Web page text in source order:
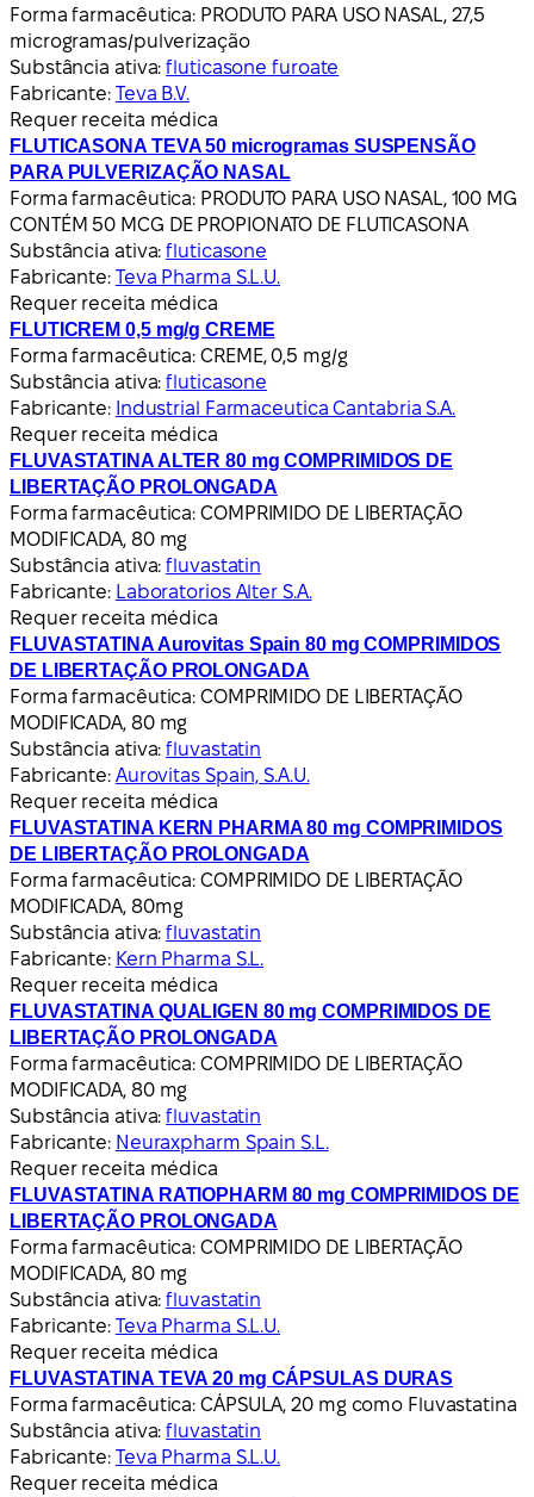
Forma farmacêutica: PRODUTO PARA USO NASAL, 27,5
microgramas/pulverização
Substância ativa:fluticasone furoate
Fabricante: Teva B.V.
Requer receita médica
FLUTICASONA TEVA 50 microgramas SUSPENSÃO
PARA PULVERIZAÇÃO NASAL
Forma farmacêutica: PRODUTO PARA USO NASAL, 100 MG
CONTÉM 50 MCG DE PROPIONATO DE FLUTICASONA
Substância ativa:fluticasone
Fabricante: Teva Pharma S.L.U.
Requer receita médica
FLUTICREM 0,5 mg/g CREME
Forma farmacêutica: CREME, 0,5 mg/g
Substância ativa:fluticasone
Fabricante: Industrial Farmaceutica Cantabria S.A.
Requer receita médica
FLUVASTATINA ALTER 80 mg COMPRIMIDOS DE
LIBERTAÇÃO PROLONGADA
Forma farmacêutica: COMPRIMIDO DE LIBERTAÇÃO
MODIFICADA, 80 mg
Substância ativa:fluvastatin
Fabricante: Laboratorios Alter S.A.
Requer receita médica
FLUVASTATINA Aurovitas Spain 80 mg COMPRIMIDOS
DE LIBERTAÇÃO PROLONGADA
Forma farmacêutica: COMPRIMIDO DE LIBERTAÇÃO
MODIFICADA, 80 mg
Substância ativa:fluvastatin
Fabricante: Aurovitas Spain, S.A.U.
Requer receita médica
FLUVASTATINA KERN PHARMA 80 mg COMPRIMIDOS
DE LIBERTAÇÃO PROLONGADA
Forma farmacêutica: COMPRIMIDO DE LIBERTAÇÃO
MODIFICADA, 80mg
Substância ativa:fluvastatin
Fabricante: Kern Pharma S.L.
Requer receita médica
FLUVASTATINA QUALIGEN 80 mg COMPRIMIDOS DE
LIBERTAÇÃO PROLONGADA
Forma farmacêutica: COMPRIMIDO DE LIBERTAÇÃO
MODIFICADA, 80 mg
Substância ativa:fluvastatin
Fabricante: Neuraxpharm Spain S.L.
Requer receita médica
FLUVASTATINA RATIOPHARM 80 mg COMPRIMIDOS DE
LIBERTAÇÃO PROLONGADA
Forma farmacêutica: COMPRIMIDO DE LIBERTAÇÃO
MODIFICADA, 80 mg
Substância ativa:fluvastatin
Fabricante: Teva Pharma S.L.U.
Requer receita médica
FLUVASTATINA TEVA 20 mg CÁPSULAS DURAS
Forma farmacêutica: CÁPSULA, 20 mg como Fluvastatina
Substância ativa:fluvastatin
Fabricante: Teva Pharma S.L.U.
Requer receita médica